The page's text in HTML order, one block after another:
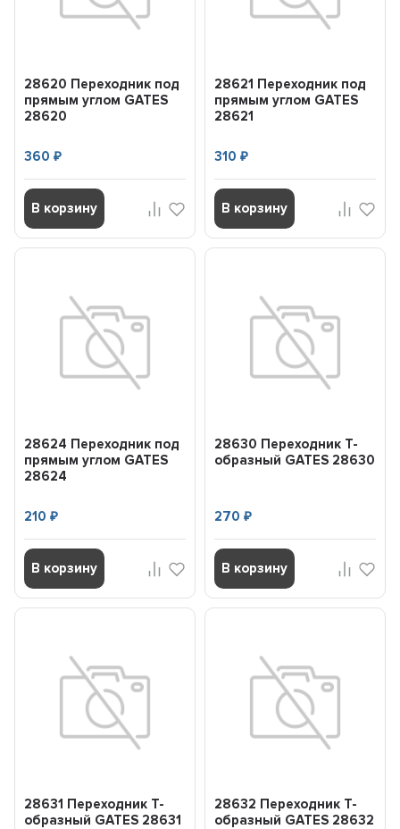
28620 Переходник под
прямым углом GATES
28620
360₽
В корзину
28621 Переходник под
прямым углом GATES
28621
310 ₽
В корзину
28624 Переходник под
прямым углом GATES
28624
210₽
В корзину
28630 Переходник Т-
образный GATES 28630
270 ₽
В корзину
28631 Переходник Т-
образный GATES 28631
28632 Переходник Т-
образный GATES 28632